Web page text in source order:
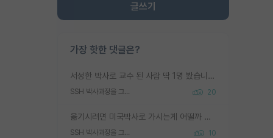
글쓰기
가장 핫한 댓글은?
서성한 박사로 교수 된 사람 딱 1명 봤습니다. 근데 지방대 박사로 교수된 거는 기적이 일어나야되요. 서성한 학부부터여도 빡센게 교수임용일텐데 지방대박사로 무슨 교수가 되나요...... 중소기업/중견기업 팀장급/연구소장급이나 될거 같네요.
SSH 박사과정을 그만두고 지방대 박사로 옮기면 교수의 꿈은 끝일까요? 20
옮기시려면 미국박사로 가시는게 어떨까 싶네요. 교수가 꿈이면 미국박사 하고 미국교수 까지 같이 노리시는게 기회가 많지 않을까요?
SSH 박사과정을 그만두고 지방대 박사로 옮기면 교수의 꿈은 끝일까요? 10